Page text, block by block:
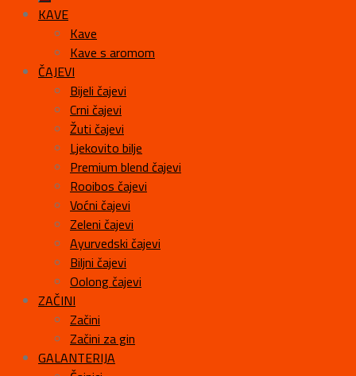
KAVE
Kave
Kave s aromom
ČAJEVI
Bijeli čajevi
Crni čajevi
Žuti čajevi
Ljekovito bilje
Premium blend čajevi
Rooibos čajevi
Voćni čajevi
Zeleni čajevi
Ayurvedski čajevi
Biljni čajevi
Oolong čajevi
ZAČINI
Začini
Začini za gin
GALANTERIJA